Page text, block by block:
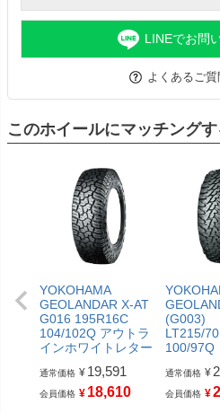
LINEでお問
よくあるご質
このホイールにマッチング
YOKOHAMA
GEOLANDAR X-AT
G016 195R16C
104/102Q アウトラ
インホワイトレター
通常価格 ¥ 19,591
会員価格 ¥ 18,610
(G003)
LT215/
100/97Q
通常価格 ¥
会員価格 ¥